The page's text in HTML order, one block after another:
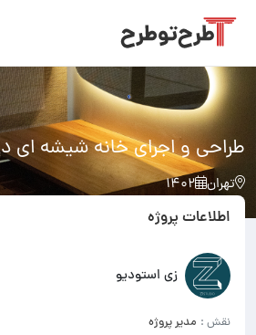
طراحی و اجرای خانه شیشه ای
تهران ۱۴۰۲
اطلاعات پروژه
زی استودیو
نقش : مدیر پروژه